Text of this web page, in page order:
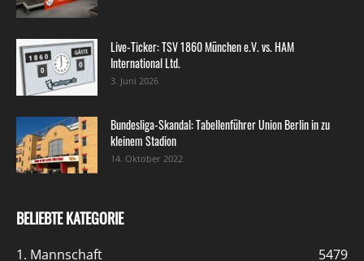
Live-Ticker: TSV 1860 München e.V. vs. HAM
International Ltd.
3. Juni 2026
Bundesliga-Skandal: Tabellenführer Union Berlin in zu
kleinem Stadion
14. Oktober 2022
BELIEBTE KATEGORIE
1. Mannschaft 5479